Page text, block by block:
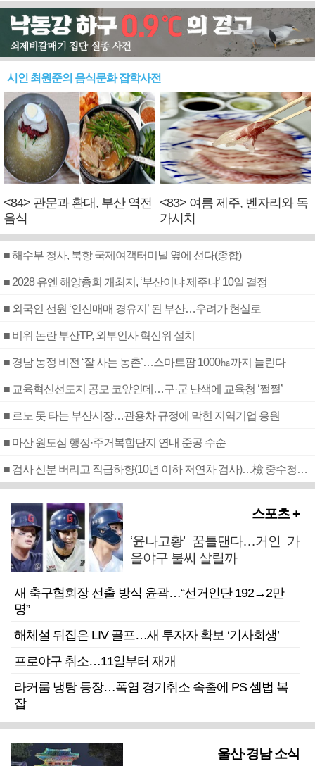
시인 최원준의 음식문화 잡학사전
<84> 관문과 환대, 부산 역전
음식
<83> 여름 제주, 벤자리와 독
가시치
■ 해수부 청사, 북항 국제여객터미널 옆에 선다(종합)
■ 2028 유엔 해양총회 개최지, ‘부산이냐 제주냐’ 10일 결정
■ 외국인 선원 ‘인신매매 경유지’ 된 부산…우려가 현실로
■ 비위 논란 부산TP, 외부인사 혁신위 설치
■ 경남 농정 비전 ‘잘 사는 농촌’…스마트팜 1000㏊까지 늘린다
■ 교육혁신선도지 공모 코앞인데…구·군 난색에 교육청 ‘쩔쩔’
■ 르노 못 타는 부산시장…관용차 규정에 막힌 지역기업 응원
■ 마산 원도심 행정·주거복합단지 연내 준공 수순
■ 검사 신분 버리고 직급하향(10년 이하 저연차 검사)…檢 중수청행 기피
스포츠 +
‘윤나고황’ 꿈틀댄다…거인 가
을야구 불씨 살릴까
새 축구협회장 선출 방식 윤곽…“선거인단 192→2만
명”
해체설 뒤집은 LIV 골프…새 투자자 확보 ‘기사회생’
프로야구 취소…11일부터 재개
라커룸 냉탕 등장…폭염 경기취소 속출에 PS 셈법 복
잡
울산·경남 소식